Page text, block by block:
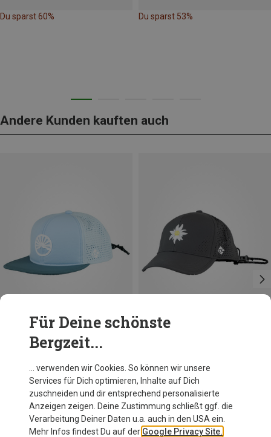
Du sparst 60% Du sparst 53%
Andere Kunden kauften auch
Bavarian Caps
Gipfelstürmer Quetsch Cap
ONE SIZE
Für Deine schönste
Bergzeit...
… verwenden wir Cookies. So können wir unsere
Services für Dich optimieren, Inhalte auf Dich
zuschneiden und dir entsprechend personalisierte
Anzeigen zeigen. Deine Zustimmung schließt ggf. die
Verarbeitung Deiner Daten u.a. auch in den USA ein.
Mehr Infos findest Du auf der Google Privacy Site.